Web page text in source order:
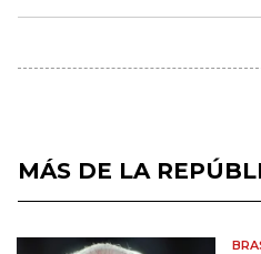
MÁS DE LA